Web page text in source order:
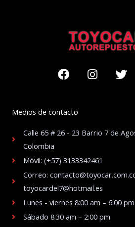
Facebook
Medios de contacto
Calle 65 # 26 - 23 Barrio 7 de
Colombia
Móvil: (+57) 3133342461
Correo:
toyocardel7@hotmail.es
Lunes - viernes 8:00 am – 6:00 pm
Sábado 8:30 am – 2:00 pm